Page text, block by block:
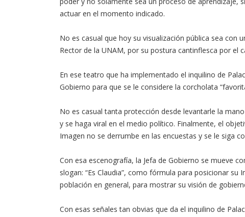
actuar en el momento indicado.
No es casual que hoy su visualización pública sea con
Rector de la UNAM, por su postura cantinflesca por el
En ese teatro que ha implementado el inquilino de
Gobierno para que se le considere la corcholata
No es casual tanta protección desde levantarle la
y se haga viral en el medio político. Finalmente, el
Imagen no se derrumbe en las encuestas y se le siga
Con esa escenografía, la Jefa de Gobierno se mueve
slogan: “Es Claudia”, como fórmula para posicionar
población en general, para mostrar su visión de
Con esas señales tan obvias que da el inquilino de